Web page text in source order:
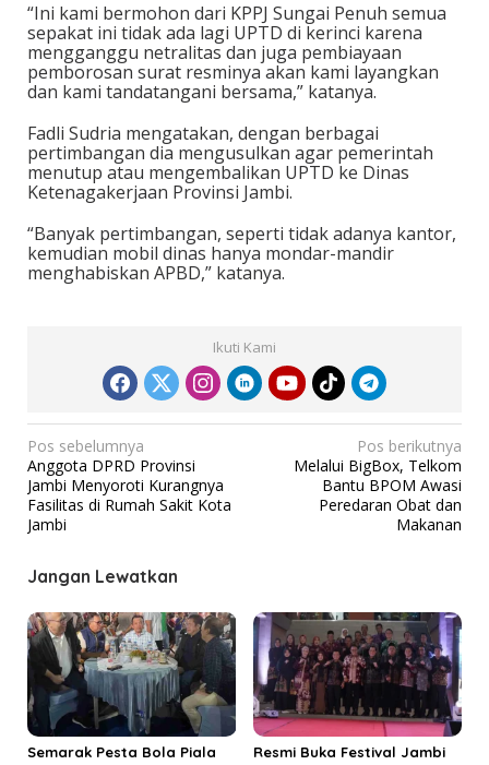
“Ini kami bermohon dari KPPJ Sungai Penuh semua
sepakat ini tidak ada lagi UPTD di kerinci karena
mengganggu netralitas dan juga pembiayaan
pemborosan surat resminya akan kami layangkan
dan kami tandatangani bersama,” katanya.
Fadli Sudria mengatakan, dengan berbagai
pertimbangan dia mengusulkan agar pemerintah
menutup atau mengembalikan UPTD ke Dinas
Ketenagakerjaan Provinsi Jambi.
“Banyak pertimbangan, seperti tidak adanya kantor,
kemudian mobil dinas hanya mondar-mandir
menghabiskan APBD,” katanya.
Ikuti Kami
N
a
v
i
g
s
i
p
o
s
Pos sebelumnya
Anggota DPRD Provinsi
Jambi Menyoroti Kurangnya
Fasilitas di Rumah Sakit Kota
Jambi
Pos berikutnya
Melalui BigBox, Telkom
Bantu BPOM Awasi
Peredaran Obat dan
Makanan
Jangan Lewatkan
Semarak Pesta Bola Piala
Resmi Buka Festival Jambi